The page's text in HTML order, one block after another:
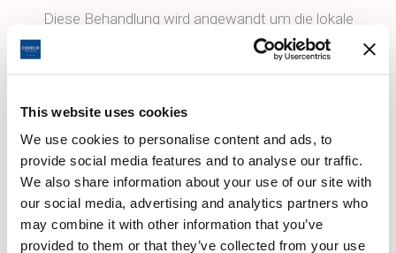
This website uses cookies
We use cookies to personalise content and ads, to
provide social media features and to analyse our traffic.
We also share information about your use of our site with
our social media, advertising and analytics partners who
may combine it with other information that you’ve
provided to them or that they’ve collected from your use
Diese Behandlung wird angewandt um die lokale
Zirkulation zu stimulieren. Sie unterstützt bei der
Fettverbrennung und reduziert die Menge an
Zirkulation ermöglicht und den Körper neu formt.